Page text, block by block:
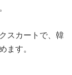
スカートで、韓
ます。